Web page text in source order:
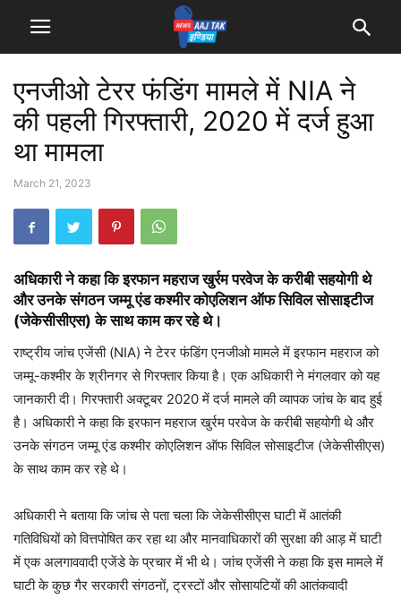
एनजीओ टेरर फंडिंग मामले में NIA ने
की पहली गिरफ्तारी, 2020 में दर्ज हुआ
था मामला
March 21, 2023
अधिकारी ने कहा कि इरफान महराज खुर्रम परवेज के करीबी सहयोगी थे
और उनके संगठन जम्मू एंड कश्मीर कोएलिशन ऑफ सिविल सोसाइटीज
(जेकेसीसीएस) के साथ काम कर रहे थे।
राष्ट्रीय जांच एजेंसी (NIA) ने टेरर फंडिंग एनजीओ मामले में इरफान महराज को
जम्मू-कश्मीर के श्रीनगर से गिरफ्तार किया है। एक अधिकारी ने मंगलवार को यह
जानकारी दी। गिरफ्तारी अक्टूबर 2020 में दर्ज मामले की व्यापक जांच के बाद हुई
है। अधिकारी ने कहा कि इरफान महराज खुर्रम परवेज के करीबी सहयोगी थे और
उनके संगठन जम्मू एंड कश्मीर कोएलिशन ऑफ सिविल सोसाइटीज (जेकेसीसीएस)
के साथ काम कर रहे थे।
अधिकारी ने बताया कि जांच से पता चला कि जेकेसीसीएस घाटी में आतंकी
गतिविधियों को वित्तपोषित कर रहा था और मानवाधिकारों की सुरक्षा की आड़ में घाटी
में एक अलगाववादी एजेंडे के प्रचार में भी थे। जांच एजेंसी ने कहा कि इस मामले में
घाटी के कुछ गैर सरकारी संगठनों, ट्रस्टों और सोसायटियों की आतंकवादी